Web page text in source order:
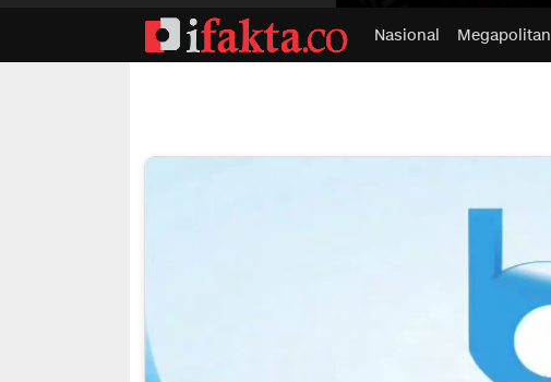
Nasional Megapolitan